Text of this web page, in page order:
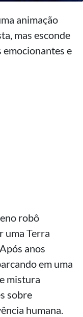
animação
mas esconde
emocionantes e
robô
uma Terra
anos
em uma
mistura
sobre
humana.